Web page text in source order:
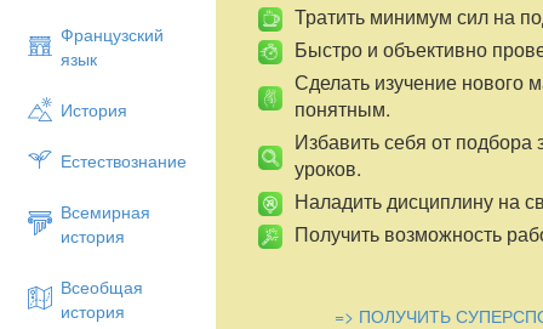
Французский
язык
История
Естествознание
Всемирная
история
Всеобщая
история
Тратить минимум сил на
Быстро и объективно
Сделать изучение нового
понятным.
Избавить себя от подбора
уроков.
Наладить дисциплину на
Получить возможность
=> ПОЛУЧИТЬ